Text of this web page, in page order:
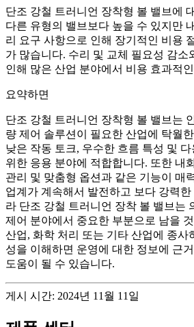
단조 강철 트러니언 장착형 볼 밸브에
다른 유형의 밸브보다 높을 수 있지만
리 요구 사항으로 인해 장기적인 비용
가 많습니다. 수리 및 교체 필요성 감소
인해 많은 산업 분야에서 비용 효과적
요약하면
단조 강철 트러니언 장착형 볼 밸브는
량 제어 솔루션이 필요한 산업에 탁월
낮은 작동 토크, 우수한 흐름 특성 및
위한 응용 분야에 적합합니다. 또한 내
관리 및 맞춤형 옵션과 같은 기능이 매
업계가 계속해서 발전하고 보다 강력
라 단조 강철 트러니언 장착 볼 밸브는
제어 분야에서 중요한 부분으로 남을
산업, 화학 처리 또는 기타 산업에 종사
성을 이해하면 운영에 대한 정보에 근
도움이 될 수 있습니다.
게시 시간: 2024년 11월 11일